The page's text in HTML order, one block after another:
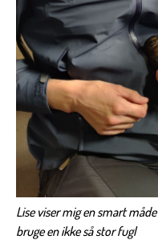
Lise viser mig en smart
bruge en ikke så stor fugl